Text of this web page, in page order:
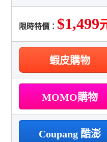
限時特價： $1,499
蝦皮購物
MOMO購物
Coupang 酷澎